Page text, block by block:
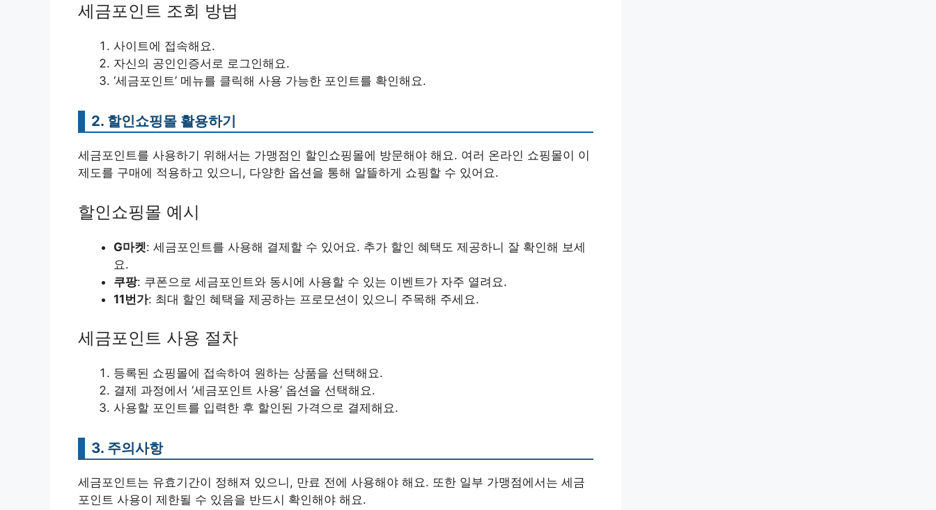
세금포인트 조회 방법
사이트에 접속해요.
자신의 공인인증서로 로그인해요.
‘세금포인트’ 메뉴를 클릭해 사용 가능한 포인트를 확인해요.
2. 할인쇼핑몰 활용하기
세금포인트를 사용하기 위해서는 가맹점인 할인쇼핑몰에 방문해야 해요. 여러 온라인 쇼핑몰이 이
제도를 구매에 적용하고 있으니, 다양한 옵션을 통해 알뜰하게 쇼핑할 수 있어요.
할인쇼핑몰 예시
G마켓: 세금포인트를 사용해 결제할 수 있어요. 추가 할인 혜택도 제공하니 잘 확인해 보세
요.
쿠팡: 쿠폰으로 세금포인트와 동시에 사용할 수 있는 이벤트가 자주 열려요.
11번가: 최대 할인 혜택을 제공하는 프로모션이 있으니 주목해 주세요.
세금포인트 사용 절차
등록된 쇼핑몰에 접속하여 원하는 상품을 선택해요.
결제 과정에서 ‘세금포인트 사용’ 옵션을 선택해요.
사용할 포인트를 입력한 후 할인된 가격으로 결제해요.
3. 주의사항
세금포인트는 유효기간이 정해져 있으니, 만료 전에 사용해야 해요. 또한 일부 가맹점에서는 세금
포인트 사용이 제한될 수 있음을 반드시 확인해야 해요.